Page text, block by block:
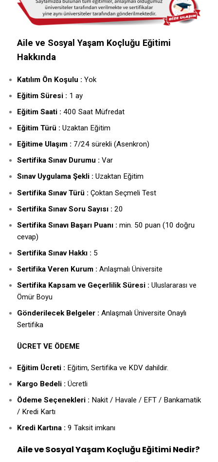
Aile ve Sosyal Yaşam Koçluğu Eğitimi
Hakkında
Katılım Ön Koşulu : Yok
Eğitim Süresi : 1 ay
Eğitim Saati : 400 Saat Müfredat
Eğitim Türü : Uzaktan Eğitim
Eğitime Ulaşım : 7/24 sürekli (Asenkron)
Sertifika Sınav Durumu : Var
Sınav Uygulama Şekli : Uzaktan Eğitim
Sertifika Sınav Türü : Çoktan Seçmeli Test
Sertifika Sınav Soru Sayısı : 20
Sertifika Sınavı Başarı Puanı : min. 50 puan (10 doğru
cevap)
Sertifika Sınav Hakkı : 5
Sertifika Veren Kurum : Anlaşmalı Üniversite
Sertifika Kapsam ve Geçerlilik Süresi : Uluslararası ve
Ömür Boyu
Gönderilecek Belgeler : Anlaşmalı Üniversite Onaylı
Sertifika
ÜCRET VE ÖDEME
Eğitim Ücreti : Eğitim, Sertifika ve KDV dahildir.
Kargo Bedeli : Ücretli
Ödeme Seçenekleri : Nakit / Havale / EFT / Bankamatik
/ Kredi Kartı
Kredi Kartına : 9 Taksit imkanı
Aile ve Sosyal Yaşam Koçluğu Eğitimi Nedir?